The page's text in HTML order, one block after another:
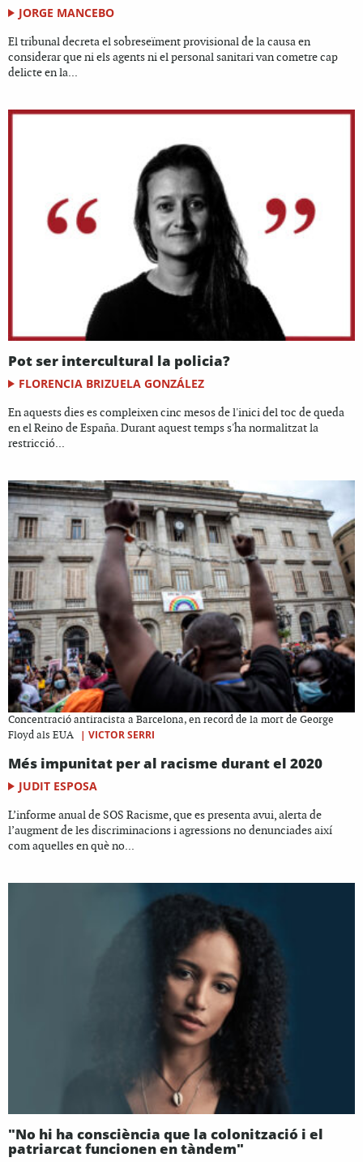
JORGE MANCEBO
El tribunal decreta el sobreseïment provisional de la causa en
considerar que ni els agents ni el personal sanitari van cometre cap
delicte en la...
Pot ser intercultural la policia?
FLORENCIA BRIZUELA GONZÁLEZ
En aquests dies es compleixen cinc mesos de l'inici del toc de queda
en el Reino de España. Durant aquest temps s'ha normalitzat la
restricció...
Concentració antiracista a Barcelona, en record de la mort de George
Floyd als EUA
| VICTOR SERRI
Més impunitat per al racisme durant el 2020
JUDIT ESPOSA
L’informe anual de SOS Racisme, que es presenta avui, alerta de
l’augment de les discriminacions i agressions no denunciades així
com aquelles en què no...
"No hi ha consciència que la colonització i el
patriarcat funcionen en tàndem"